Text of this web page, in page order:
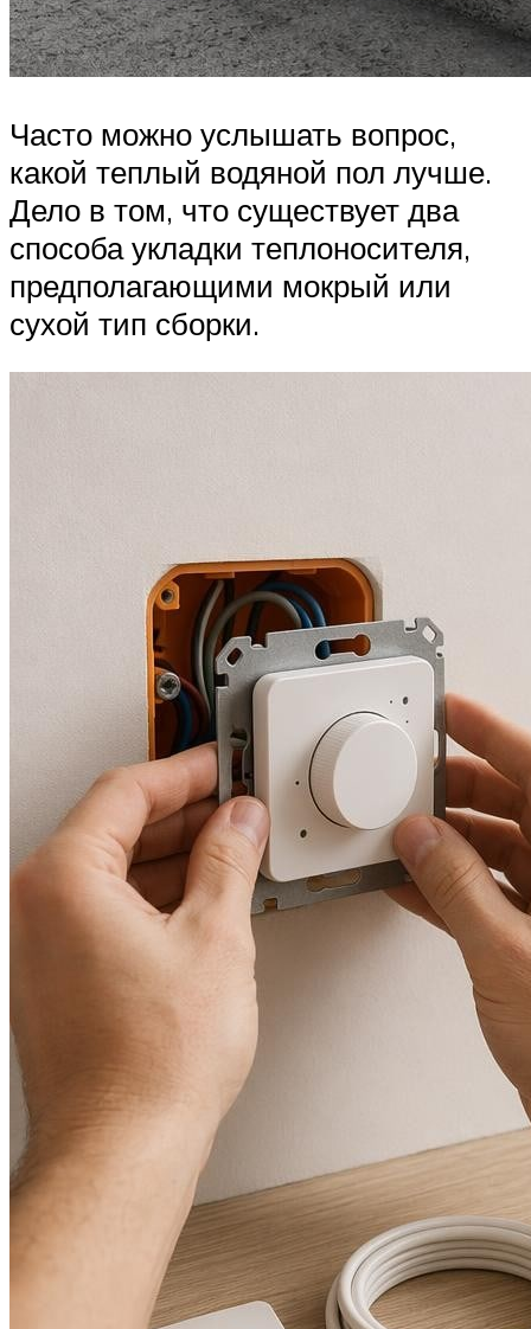
Часто можно услышать вопрос,
какой теплый водяной пол лучше.
Дело в том, что существует два
способа укладки теплоносителя,
предполагающими мокрый или
сухой тип сборки.